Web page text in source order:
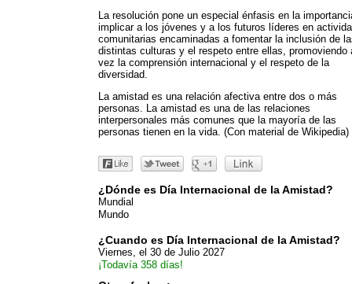
La resolución pone un especial énfasis en la
implicar a los jóvenes y a los futuros líderes en
comunitarias encaminadas a fomentar la inclusión de
distintas culturas y el respeto entre ellas, promoviendo
vez la comprensión internacional y el respeto de la
diversidad.
La amistad es una relación afectiva entre dos o más
personas. La amistad es una de las relaciones
interpersonales más comunes que la mayoría de las
personas tienen en la vida. (Con material de Wikipedia)
¿Dónde es Día Internacional de la Amistad?
Mundial
Mundo
¿Cuando es Día Internacional de la Amistad?
Viernes, el 30 de Julio 2027
¡Todavía 358 días!